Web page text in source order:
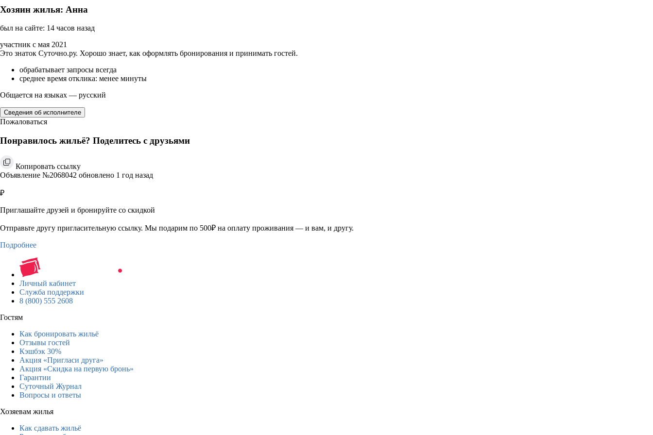
Хозяин жилья: Анна
был на сайте: 14 часов назад
участник с мая 2021
Это знаток Суточно.ру. Хорошо знает, как оформлять бронирования и принимать гостей.
обрабатывает запросы всегда
среднее время отклика: менее минуты
Общается на языках — русский
Сведения об исполнителе
Пожаловаться
Понравилось жильё? Поделитесь с друзьями
Копировать ссылку
Объявление №2068042 обновлено 1 год назад
₽
Приглашайте друзей и бронируйте со скидкой
Отправьте другу пригласительную ссылку. Мы подарим по 500₽ на оплату проживания — и вам, и другу.
Подробнее
Личный кабинет
Служба поддержки
8 (800) 555 2608
Гостям
Как бронировать жильё
Отзывы гостей
Кэшбэк 30%
Акция «Пригласи друга»
Акция «Скидка на первую бронь»
Гарантии
Суточный Журнал
Вопросы и ответы
Хозяевам жилья
Как сдавать жильё